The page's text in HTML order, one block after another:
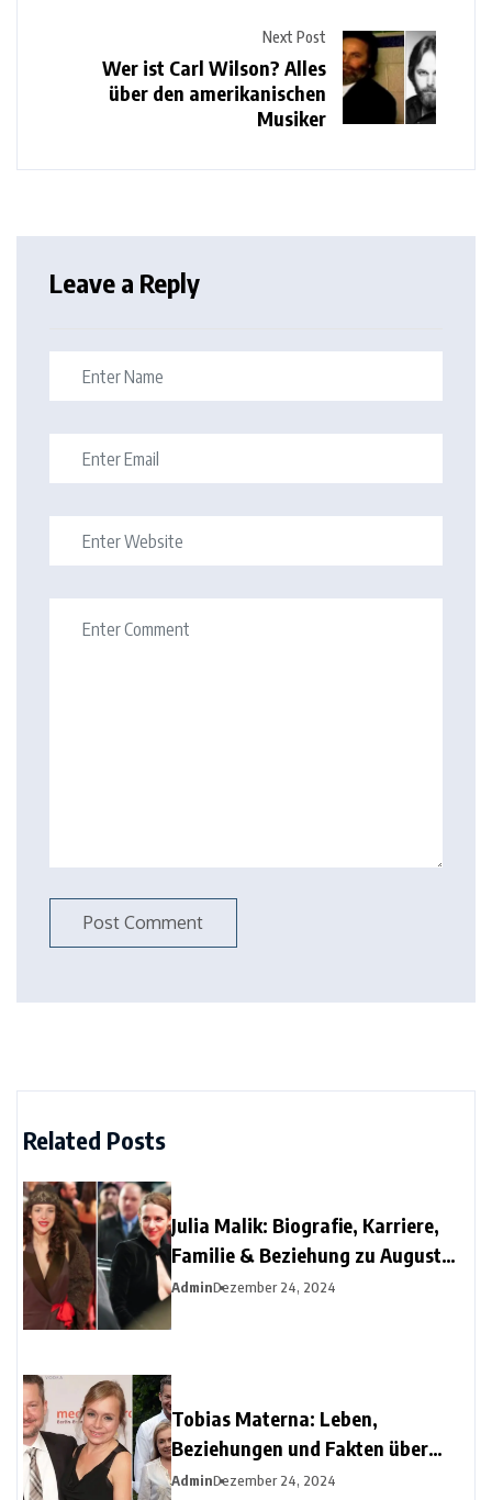
Next Post
Wer ist Carl Wilson? Alles
über den amerikanischen
Musiker
Leave a Reply
Related Posts
Julia Malik: Biografie, Karriere,
Familie & Beziehung zu August
Diehl
AdminDezember 24, 2024
Tobias Materna: Leben,
Beziehungen und Fakten über
Christine Urspruchs Ex-Ehemann
AdminDezember 24, 2024